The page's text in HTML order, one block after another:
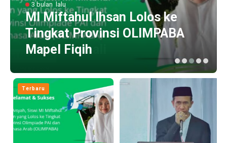
3 bulan lalu
MI Miftahul Ihsan Lolos ke
Tingkat Provinsi OLIMPABA
Mapel Fiqih
Terbaru